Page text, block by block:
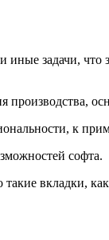
задачи,
к
софта.
вкладки,